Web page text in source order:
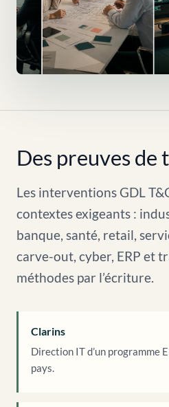
Des preuves de
Les interventions GDL
contextes exigeants :
banque, santé, retail,
carve-out, cyber, ERP et
méthodes par l’écriture.
Clarins
Direction IT d’un programme
pays.